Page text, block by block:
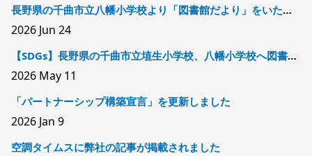
長野県の千曲市立八幡小学校より「図書館だより」をいただきました
2026 Jun 24
【SDGs】長野県の千曲市立埴生小学校、八幡小学校へ図書を寄贈しました
2026 May 11
「パートナーシップ構築宣言」を更新しました
2026 Jan 9
空調タイムスに弊社の記事が掲載されました